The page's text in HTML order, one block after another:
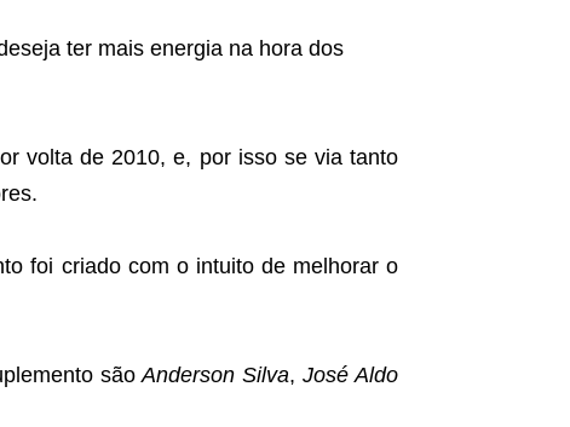
ter mais energia na hora dos
volta de 2010, e, por isso se via tanto
foi criado com o intuito de melhorar o
sãoAnderson Silva,José Aldo